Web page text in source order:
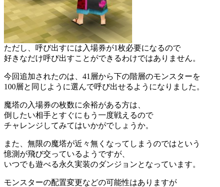
ただし、呼び出すには入場券が1枚必要になるので
好きなだけ呼び出すことができるわけではありません。
今回追加されたのは、41層から下の階層のモンスターを
100層と同じように選んで呼び出せるようになりました。
魔塔の入場券の枚数に余裕がある方は、
倒したい相手とすぐにもう一度戦えるので
チャレンジしてみてはいかがでしょうか。
また、無限の魔塔が近々無くなってしまうのではという
憶測が飛び交っているようですが、
いつでも遊べる永久実装のダンジョンとなっています。
モンスターの配置変更などの可能性はありますが